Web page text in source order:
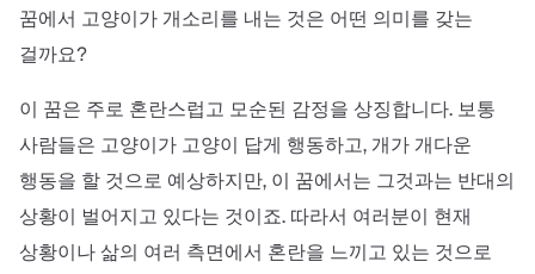
꿈에서 고양이가 개소리를 내는 것은 어떤 의미를 갖는
걸까요?
이 꿈은 주로 혼란스럽고 모순된 감정을 상징합니다. 보통
사람들은 고양이가 고양이 답게 행동하고, 개가 개다운
행동을 할 것으로 예상하지만, 이 꿈에서는 그것과는 반대의
상황이 벌어지고 있다는 것이죠. 따라서 여러분이 현재
상황이나 삶의 여러 측면에서 혼란을 느끼고 있는 것으로